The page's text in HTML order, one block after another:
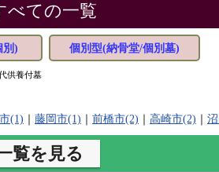
べての一覧
別) 個別型(納骨堂/個別墓)
供養付墓
(1) 藤岡市(1) 前橋市(2) 高崎市(2)
覧を見る